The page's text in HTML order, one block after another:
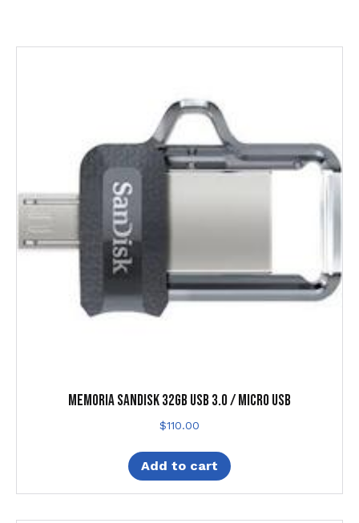
MEMORIA SANDISK 32GB USB 3.0 / MICRO USB
$110.00
Add to cart